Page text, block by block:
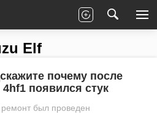
Elf
почему после
появился стук
ремонт был проведен